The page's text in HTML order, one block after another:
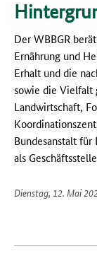
Der WBBGR
Ernährung und
Erhalt und die
sowie die Vielfalt
Landwirtschaft,
Bundesanstalt
als
Dienstag, 12. Mai